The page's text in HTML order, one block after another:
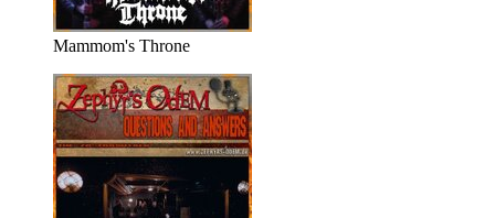
Mammom's Throne